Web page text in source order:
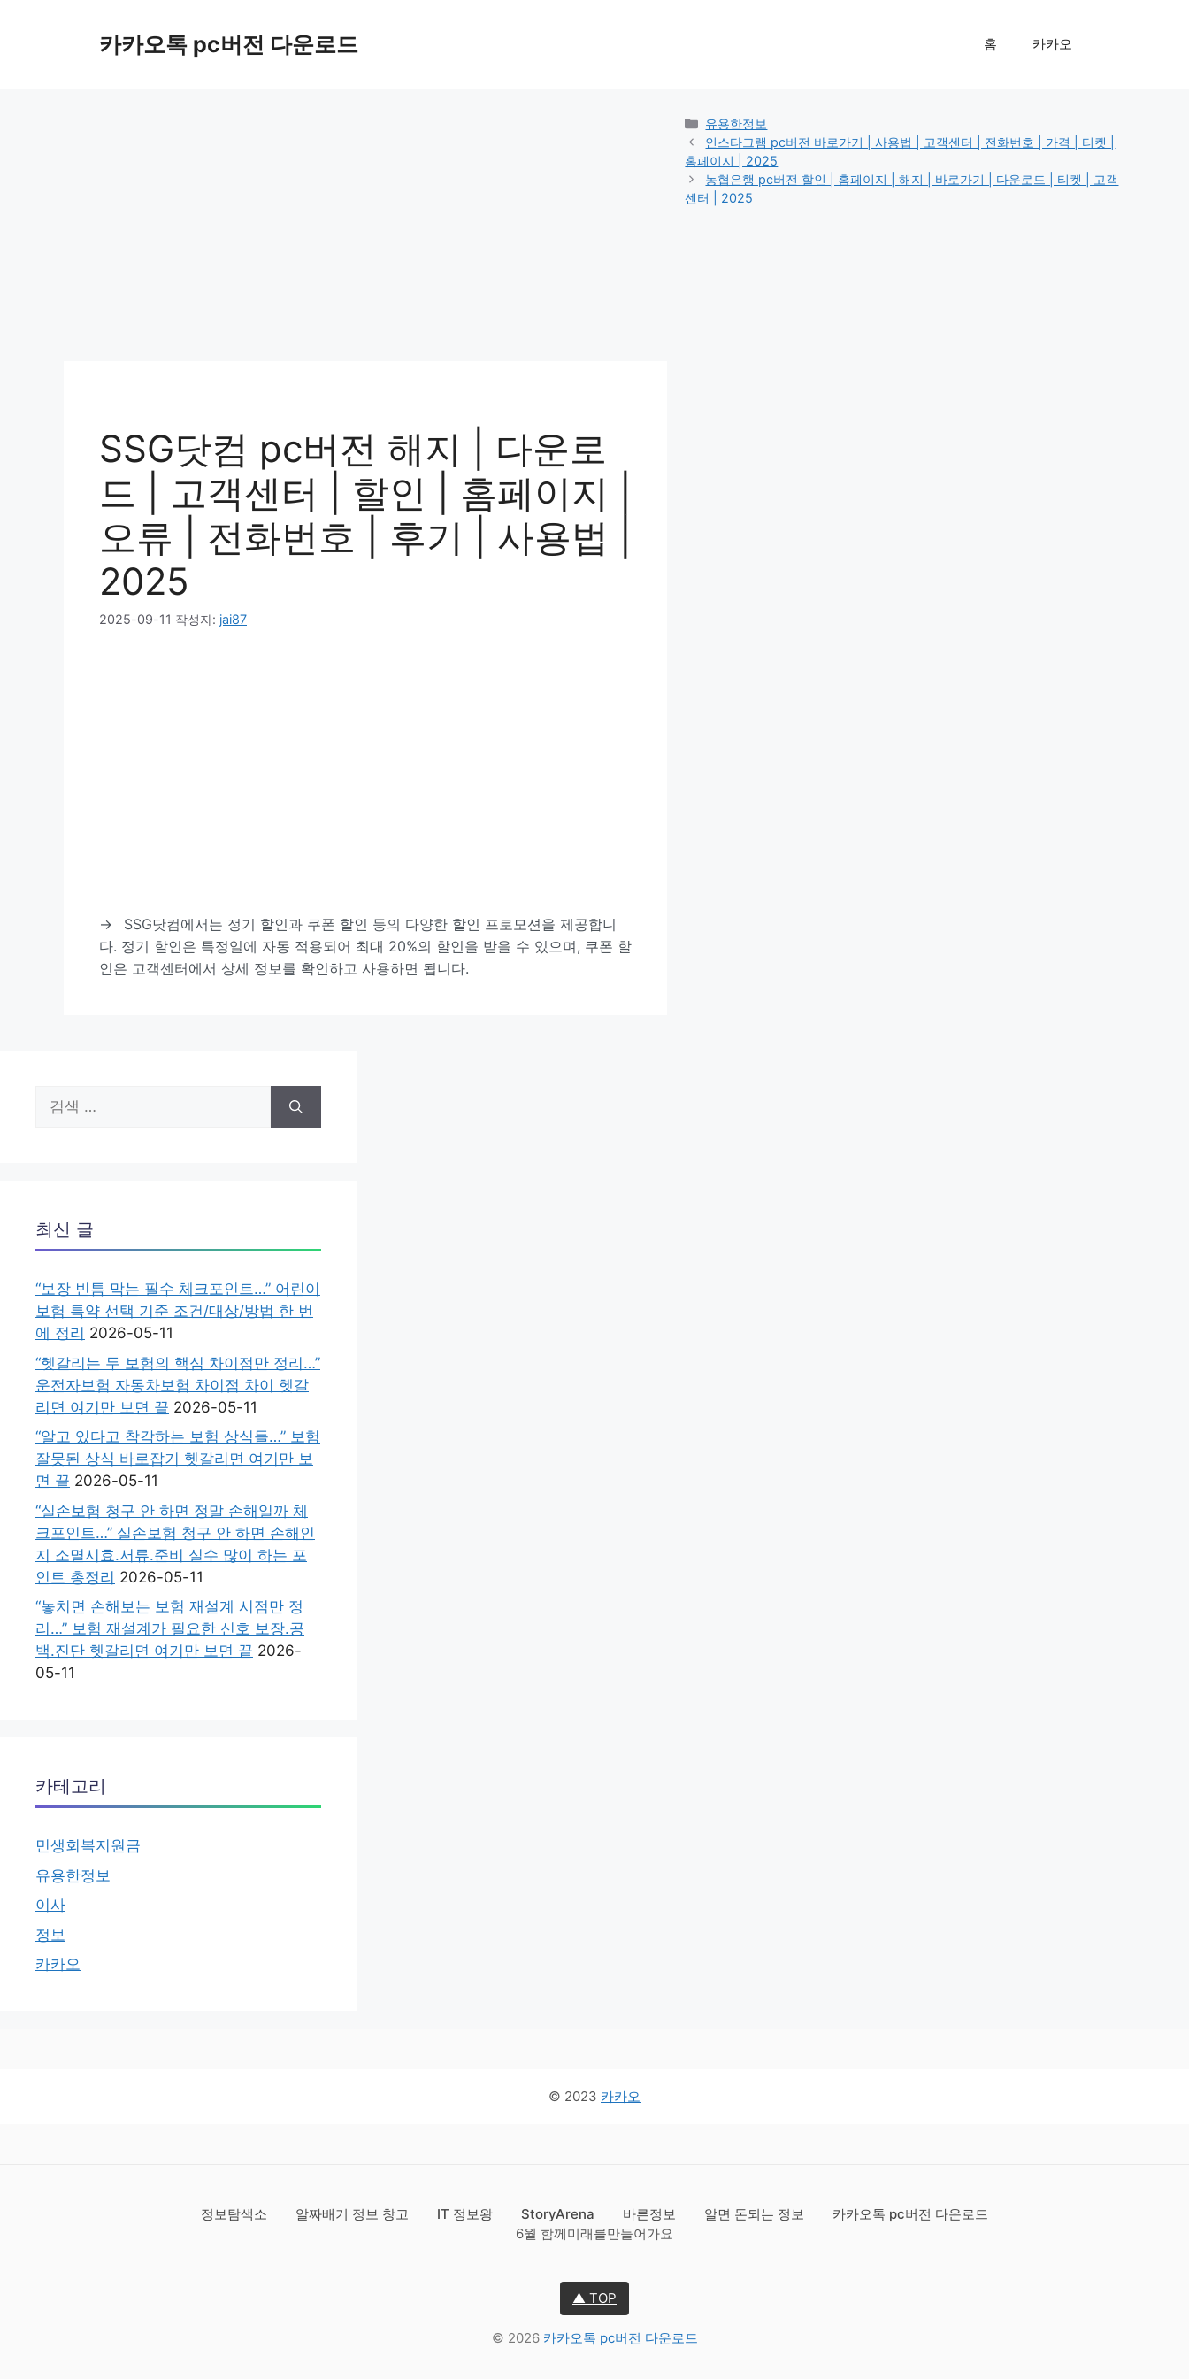
카카오톡 pc버전 다운로드 홈 카카오
SSG닷컴 pc버전 해지 | 다운로
드 | 고객센터 | 할인 | 홈페이지 |
오류 | 전화번호 | 후기 | 사용법 |
2025
2025-09-11 작성자: jai87
→
SSG닷컴에서는 정기 할인과 쿠폰 할인 등의 다양한 할인 프로모션을 제공합니
다. 정기 할인은 특정일에 자동 적용되어 최대 20%의 할인을 받을 수 있으며, 쿠폰 할
인은 고객센터에서 상세 정보를 확인하고 사용하면 됩니다.
카
테
고
리
유용한정보
인스타그램 pc버전 바로가기 | 사용법 | 고객센터 | 전화번호 | 가격 | 티켓 |
홈페이지 | 2025
농협은행 pc버전 할인 | 홈페이지 | 해지 | 바로가기 | 다운로드 | 티켓 | 고객
센터 | 2025
색:
최신 글
“보장 빈틈 막는 필수 체크포인트…” 어린이
보험 특약 선택 기준 조건/대상/방법 한 번
에 정리 2026-05-11
“헷갈리는 두 보험의 핵심 차이점만 정리…”
운전자보험 자동차보험 차이점 차이 헷갈
리면 여기만 보면 끝 2026-05-11
“알고 있다고 착각하는 보험 상식들…” 보험
잘못된 상식 바로잡기 헷갈리면 여기만 보
면 끝 2026-05-11
“실손보험 청구 안 하면 정말 손해일까 체
크포인트…” 실손보험 청구 안 하면 손해인
지 소멸시효.서류.준비 실수 많이 하는 포
인트 총정리 2026-05-11
“놓치면 손해보는 보험 재설계 시점만 정
리…” 보험 재설계가 필요한 신호 보장.공
백.진단 헷갈리면 여기만 보면 끝 2026-
05-11
카테고리
민생회복지원금
유용한정보
이사
정보
카카오
© 2023 카카오
정보탐색소 알짜배기 정보 창고 IT 정보왕 StoryArena 바른정보 알면 돈되는 정보
카카오톡 pc버전 다운로드
6월 함께미래를만들어가요
▲ TOP
© 2026 카카오톡 pc버전 다운로드